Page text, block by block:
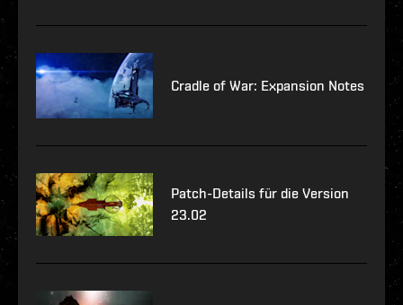
Cradle of War: Expansion Notes
Patch-Details für die Version
23.02